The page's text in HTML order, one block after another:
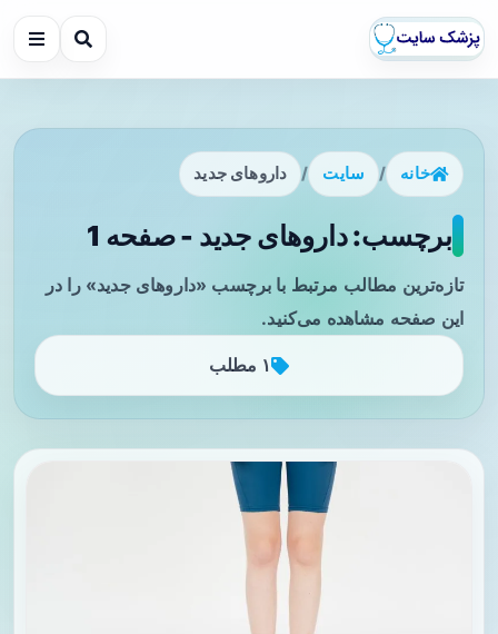
خانه / سایت / داروهای جدید
برچسب: داروهای جدید - صفحه 1
تازه‌ترین مطالب مرتبط با برچسب «داروهای جدید» را در
این صفحه مشاهده می‌کنید.
۱ مطلب